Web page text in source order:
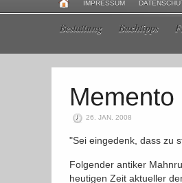
IMPRESSUM
Bestattung Buchtipps
26. JAN. 2008
"Sei eingedenk, dass zu
Folgender antiker
heutigen Zeit aktueller